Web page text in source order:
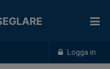
Logga in